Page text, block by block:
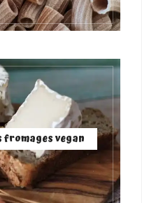
fromages vegan